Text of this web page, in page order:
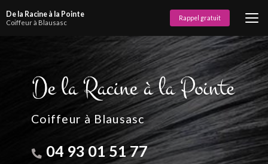
au
contenu
De la Racine à la Pointe
Coiffeur à Blausasc
Rappel gratuit
Coiffeur à Blausasc
04 93 01 51 77